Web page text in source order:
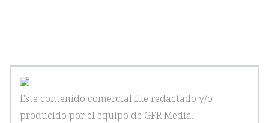
Este contenido comercial fue redactado y/o
producido por el equipo de GFR Media.